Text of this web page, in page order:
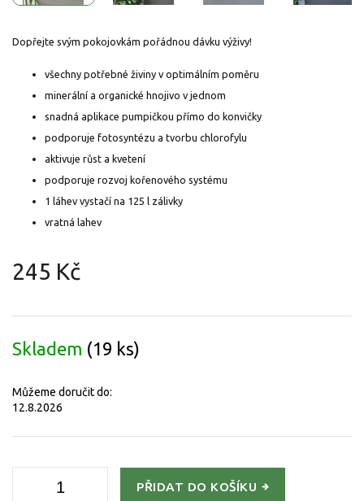
245 Kč
cena:
Skladem (19 ks)
Můžeme doručit do:
12.8.2026
PŘIDAT DO KOŠÍKU
Dopřejte svým pokojovkám pořádnou dávku výživy!
všechny potřebné živiny v optimálním poměru
minerální a organické hnojivo v jednom
snadná aplikace pumpičkou přímo do konvičky
podporuje fotosyntézu a tvorbu chlorofylu
aktivuje růst a kvetení
podporuje rozvoj kořenového systému
1 láhev vystačí na 125 l zálivky
vratná lahev